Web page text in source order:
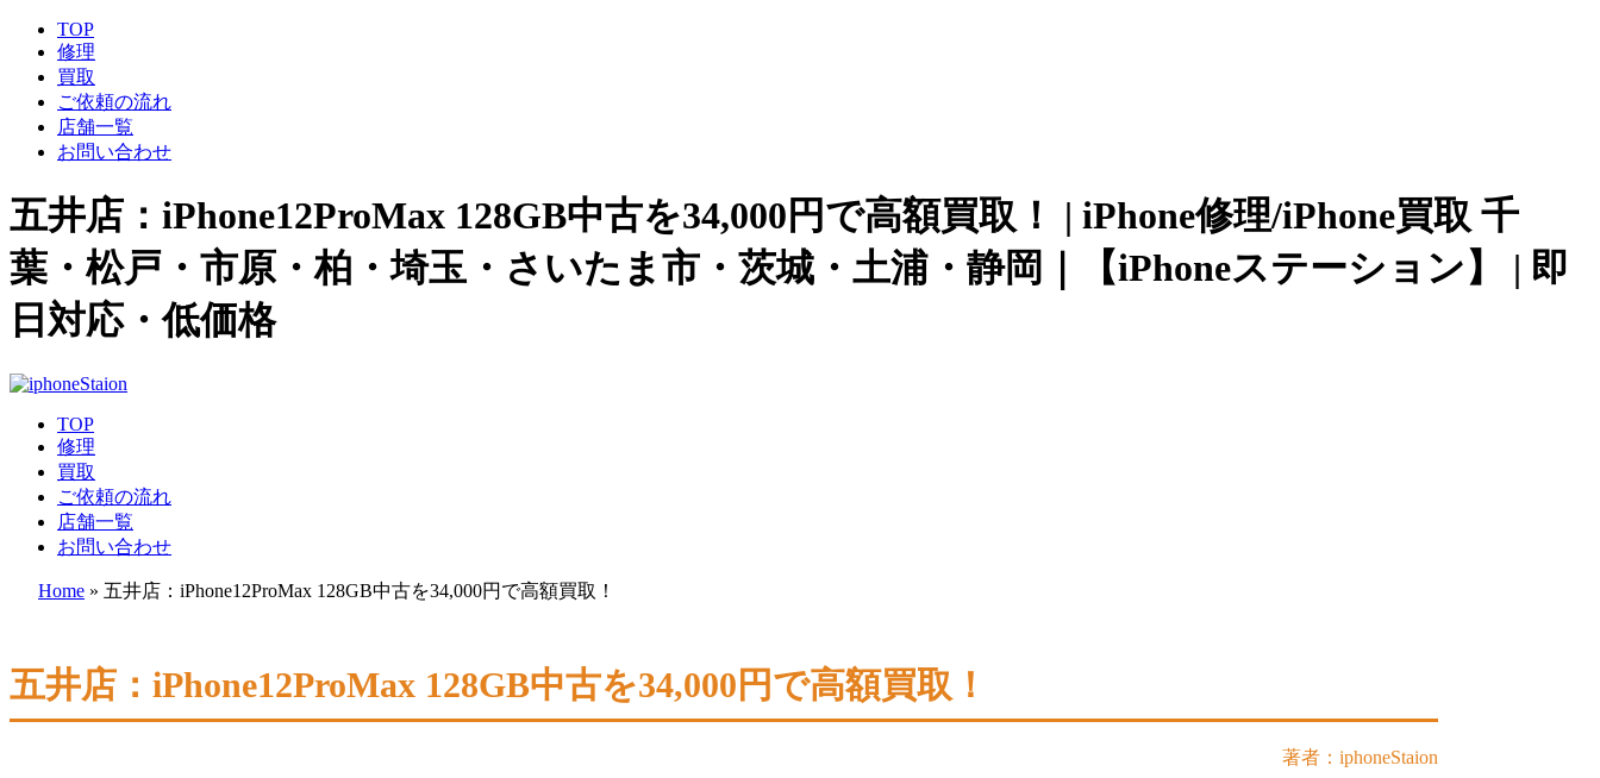
TOP
修理
買取
ご依頼の流れ
店舗一覧
お問い合わせ
五井店：iPhone12ProMax 128GB中古を34,000円で高額買取！ | iPhone修理/iPhone買取 千
葉・松戸・市原・柏・埼玉・さいたま市・茨城・土浦・静岡｜【iPhoneステーション】 | 即
日対応・低価格
TOP
修理
買取
ご依頼の流れ
店舗一覧
お問い合わせ
Home » 五井店：iPhone12ProMax 128GB中古を34,000円で高額買取！
五井店：iPhone12ProMax 128GB中古を34,000円で高額買取！
著者：iphoneStaion